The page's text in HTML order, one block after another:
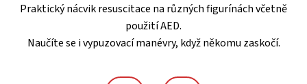
Praktický nácvik resuscitace na různých figurínách včetně
použití AED.
Naučíte se i vypuzovací manévry, když někomu zaskočí.